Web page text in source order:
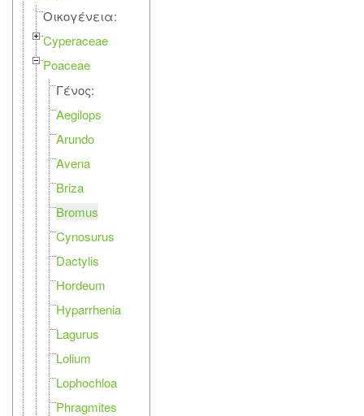
Οικογένεια:
Cyperaceae
Poaceae
Γένος:
Aegilops
Arundo
Avena
Briza
Bromus
Cynosurus
Dactylis
Hordeum
Hyparrhenia
Lagurus
Lolium
Lophochloa
Phragmites